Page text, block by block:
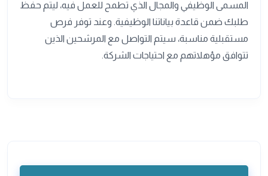
المسمى الوظيفي والمجال الذي تطمح للعمل فيه، ليتم حفظ
طلبك ضمن قاعدة بياناتنا الوظيفية. وعند توفر فرص
مستقبلية مناسبة، سيتم التواصل مع المرشحين الذين
تتوافق مؤهلاتهم مع احتياجات الشركة.